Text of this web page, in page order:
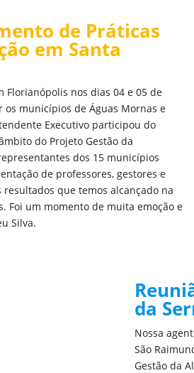
de Práticas
em Santa
Florianópolis nos dias 04 e 05 de
municípios de Águas Mornas e
Executivo participou do
do Projeto Gestão da
dos 15 municípios
de professores, gestores e
que temos alcançado na
Foi um momento de muita emoção e
Silva.
da
Nossa
São
Gestão da